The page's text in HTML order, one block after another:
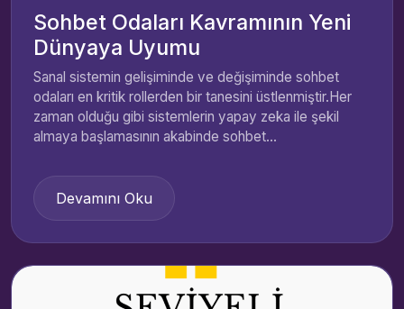
Sohbet Odaları Kavramının Yeni
Dünyaya Uyumu
Sanal sistemin gelişiminde ve değişiminde sohbet
odaları en kritik rollerden bir tanesini üstlenmiştir.Her
zaman olduğu gibi sistemlerin yapay zeka ile şekil
almaya başlamasının akabinde sohbet...
Devamını Oku